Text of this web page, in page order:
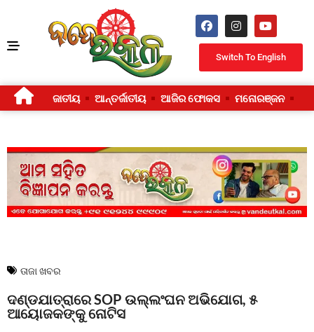
Switch To English
ଜାତୀୟ ଆନ୍ତର୍ଜାତୀୟ ଆଜିର ଫୋକସ ମନୋରଞ୍ଜନ
ତାଜା ଖବର
ଦଣ୍ଡଯାତ୍ରାରେ SOP ଉଲ୍ଲଂଘନ ଅଭିଯୋଗ, ୫
ଆୟୋଜକଙ୍କୁ ନୋଟିସ